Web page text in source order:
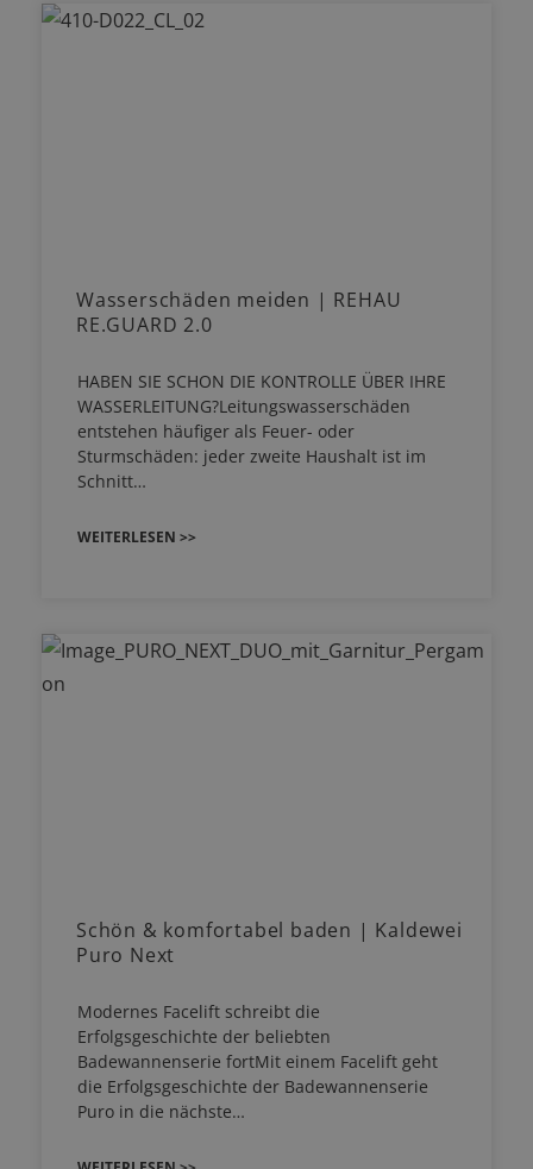
Wasserschäden meiden | REHAU
RE.GUARD 2.0
HABEN SIE SCHON DIE KONTROLLE ÜBER IHRE
WASSERLEITUNG?Leitungswasserschäden
entstehen häufiger als Feuer- oder
Sturmschäden: jeder zweite Haushalt ist im
Schnitt…
WEITERLESEN >>
Schön & komfortabel baden | Kaldewei
Puro Next
Modernes Facelift schreibt die
Erfolgsgeschichte der beliebten
Badewannenserie fortMit einem Facelift geht
die Erfolgsgeschichte der Badewannenserie
Puro in die nächste…